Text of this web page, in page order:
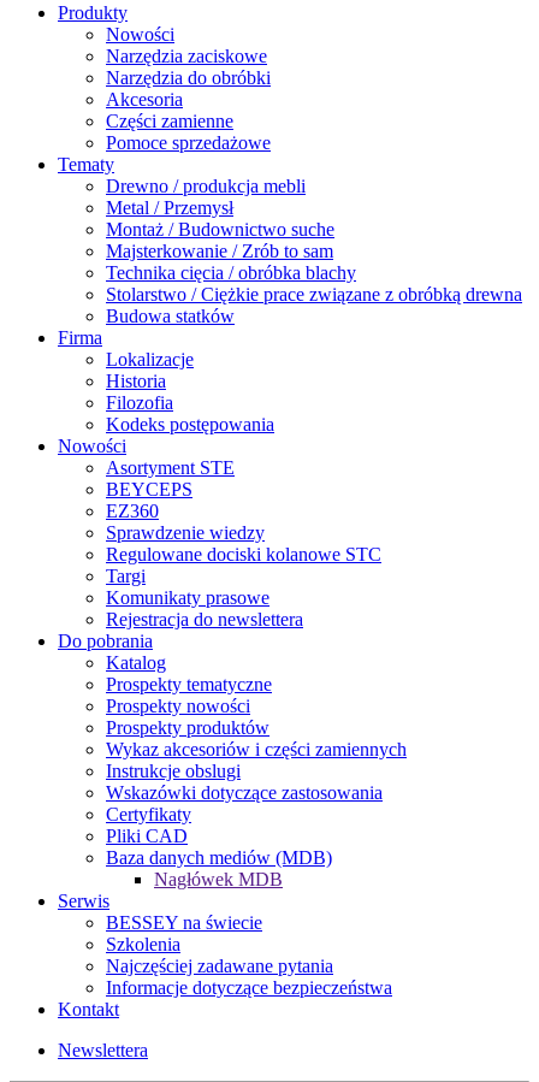
Produkty
Nowości
Narzędzia zaciskowe
Narzędzia do obróbki
Akcesoria
Części zamienne
Pomoce sprzedażowe
Tematy
Drewno / produkcja mebli
Metal / Przemysł
Montaż / Budownictwo suche
Majsterkowanie / Zrób to sam
Technika cięcia / obróbka blachy
Stolarstwo / Ciężkie prace związane z obróbką drewna
Budowa statków
Firma
Lokalizacje
Historia
Filozofia
Kodeks postępowania
Nowości
Asortyment STE
BEYCEPS
EZ360
Sprawdzenie wiedzy
Regulowane dociski kolanowe STC
Targi
Komunikaty prasowe
Rejestracja do newslettera
Do pobrania
Katalog
Prospekty tematyczne
Prospekty nowości
Prospekty produktów
Wykaz akcesoriów i części zamiennych
Instrukcje obslugi
Wskazówki dotyczące zastosowania
Certyfikaty
Pliki CAD
Baza danych mediów (MDB)
Nagłówek MDB
Serwis
BESSEY na świecie
Szkolenia
Najczęściej zadawane pytania
Informacje dotyczące bezpieczeństwa
Kontakt
Newslettera